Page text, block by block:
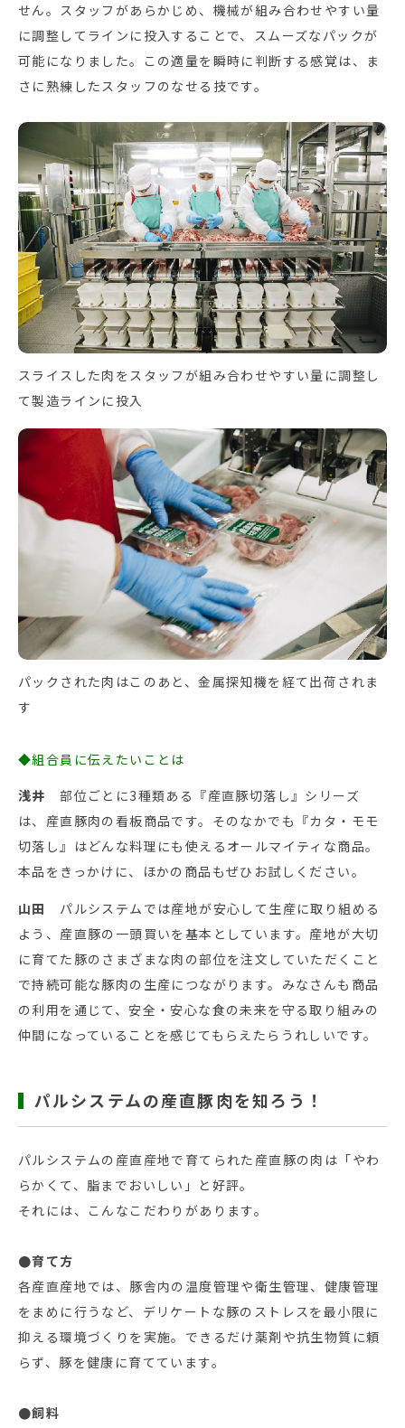
せん。スタッフがあらかじめ、機械が組み合わせやすい量
に調整してラインに投入することで、スムーズなパックが
可能になりました。この適量を瞬時に判断する感覚は、ま
さに熟練したスタッフのなせる技です。
スライスした肉をスタッフが組み合わせやすい量に調整し
て製造ラインに投入
パックされた肉はこのあと、金属探知機を経て出荷されま
す
◆組合員に伝えたいことは
浅井 部位ごとに3種類ある『産直豚切落し』シリーズ
は、産直豚肉の看板商品です。そのなかでも『カタ・モモ
切落し』はどんな料理にも使えるオールマイティな商品。
本品をきっかけに、ほかの商品もぜひお試しください。
山田
パルシステムでは産地が安心して生産に取り組める
よう、産直豚の一頭買いを基本としています。産地が大切
に育てた豚のさまざまな肉の部位を注文していただくこと
で持続可能な豚肉の生産につながります。みなさんも商品
の利用を通じて、安全・安心な食の未来を守る取り組みの
仲間になっていることを感じてもらえたらうれしいです。
パルシステムの産直豚肉を知ろう！
パルシステムの産直産地で育てられた産直豚の肉は「やわ
らかくて、脂までおいしい」と好評。
それには、こんなこだわりがあります。
●育て方
各産直産地では、豚舎内の温度管理や衛生管理、健康管理
をまめに行うなど、デリケートな豚のストレスを最小限に
抑える環境づくりを実施。できるだけ薬剤や抗生物質に頼
らず、豚を健康に育てています。
●飼料